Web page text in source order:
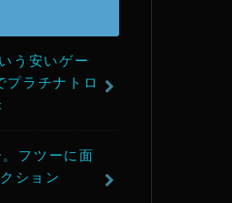
う安いゲー
プラチナトロ
フツーに面
ション